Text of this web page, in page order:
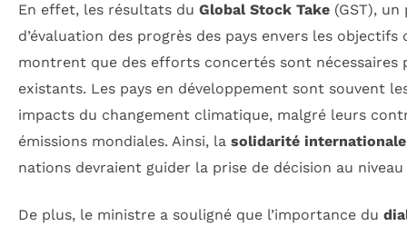
En effet, les résultats du Global Stock Take (GST),
d’évaluation des progrès des pays envers les objectifs
montrent que des efforts concertés sont
existants. Les pays en développement sont souvent
impacts du changement climatique, malgré leurs
émissions mondiales. Ainsi, la solidarité internationale
nations devraient guider la prise de décision au
De plus, le ministre a souligné que l’importance du